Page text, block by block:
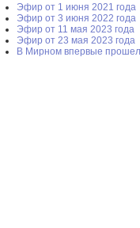
Эфир от 1 июня 2021 года
Эфир от 3 июня 2022 года
Эфир от 11 мая 2023 года
Эфир от 23 мая 2023 года
В Мирном впервые прошел